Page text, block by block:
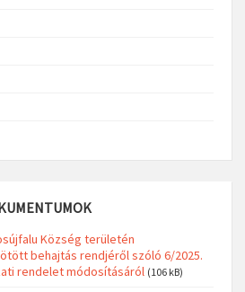
Község területén
behajtás rendjéről szóló 6/2025.
rendelet módosításáról (106 kB)